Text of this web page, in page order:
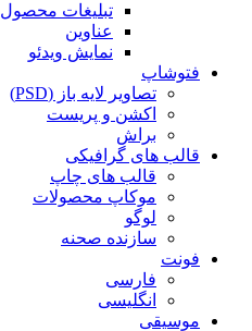
تبلیغات محصول
عناوین
نمایش ویدئو
فتوشاپ
تصاویر لایه باز (PSD)
اکشن و پریست
براش
قالب های گرافیکی
قالب های چاپ
موکاپ محصولات
لوگو
سازنده صحنه
فونت
فارسی
انگلیسی
موسیقی